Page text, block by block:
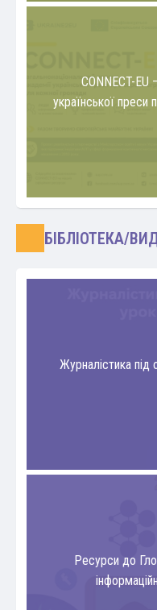
CONNECT-EU
української преси
БІБЛІОТЕКА/
Журналістика під
Ресурси до